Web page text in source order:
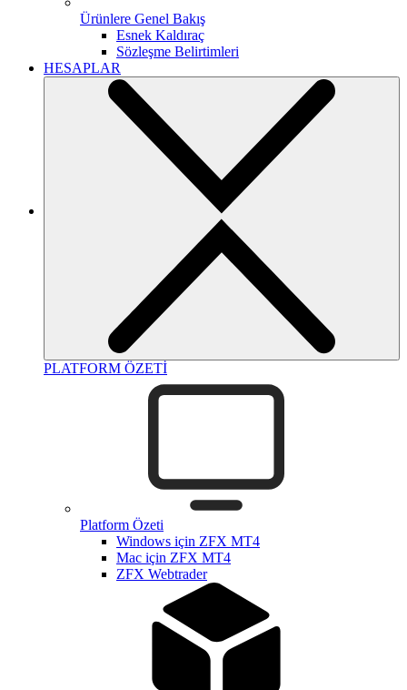
Ürünlere Genel Bakış
Esnek Kaldıraç
Sözleşme Belirtimleri
HESAPLAR
PLATFORM ÖZETİ
Platform Özeti
Windows için ZFX MT4
Mac için ZFX MT4
ZFX Webtrader